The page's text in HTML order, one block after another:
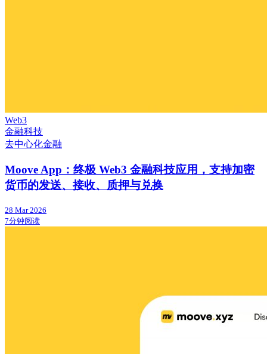
Web3
金融科技
去中心化金融
Moove App：终极 Web3 金融科技应用，支持加密
货币的发送、接收、质押与兑换
28 Mar 2026
7分钟阅读